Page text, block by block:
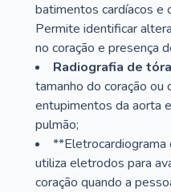
batimentos cardíacos e
Permite identificar
no coração e presença
Radiografia de
tamanho do coração ou
entupimentos da aorta
pulmão;
**Eletrocardiograma
utiliza eletrodos para
coração quando a